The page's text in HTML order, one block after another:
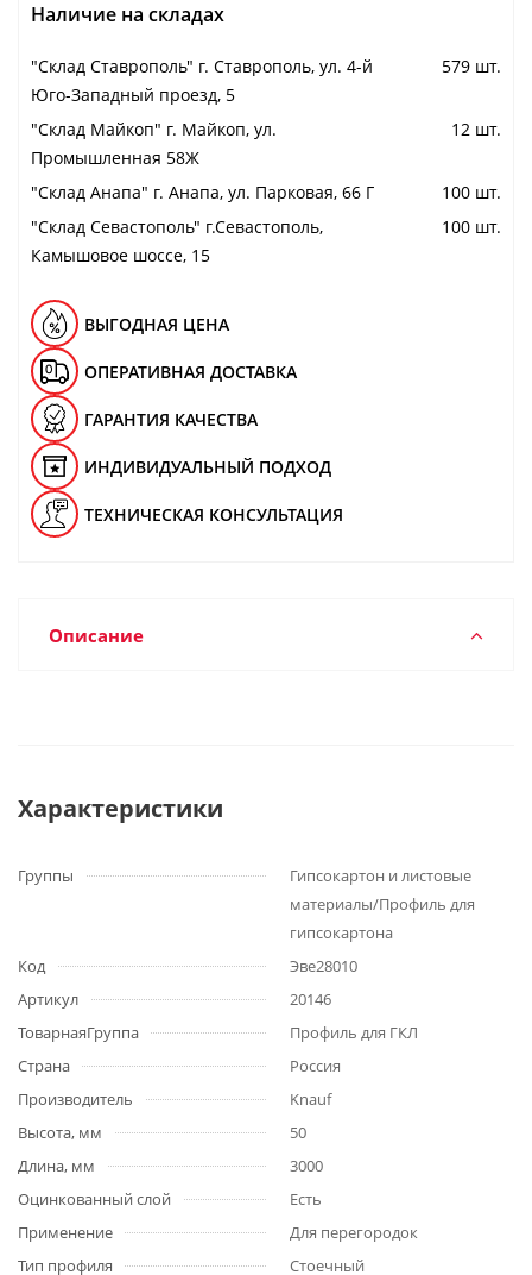
Наличие на складах
"Cклад Ставрополь" г. Ставрополь, ул. 4-й
Юго-Западный проезд, 5
579 шт.
"Cклад Майкоп" г. Майкоп, ул.
Промышленная 58Ж
12 шт.
"Cклад Анапа" г. Анапа, ул. Парковая, 66 Г
100 шт.
"Cклад Севастополь" г.Севастополь,
Камышовое шоссе, 15
100 шт.
ВЫГОДНАЯ ЦЕНА
ОПЕРАТИВНАЯ ДОСТАВКА
ГАРАНТИЯ КАЧЕСТВА
ИНДИВИДУАЛЬНЫЙ ПОДХОД
ТЕХНИЧЕСКАЯ КОНСУЛЬТАЦИЯ
Описание
Характеристики
Группы
Гипсокартон и листовые
материалы/Профиль для
гипсокартона
Код
Эве28010
Артикул
20146
ТоварнаяГруппа
Профиль для ГКЛ
Страна
Россия
Производитель
Knauf
Высота, мм
50
Длина, мм
3000
Оцинкованный слой
Есть
Применение
Для перегородок
Тип профиля
Стоечный